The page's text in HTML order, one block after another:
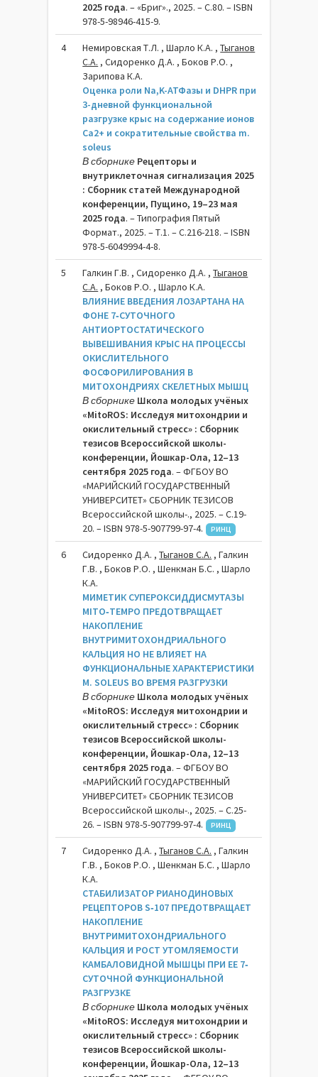
2025 года. – «Бриг»., 2025. – C.80. – ISBN
978-5-98946-415-9.
4 Немировская Т.Л. , Шарло К.А. ,Тыганов
С.А. , Сидоренко Д.А. , Боков Р.О. ,
Зарипова К.А.
Оценка роли Na,K-АТФазы и DHPR при
3-дневной функциональной
разгрузке крыс на содержание ионов
Са2+ и сократительные свойства m.
soleus
В сборнике Рецепторы и
внутриклеточная сигнализация 2025
: Сборник статей Международной
конференции, Пущино, 19–23 мая
2025 года. – Типография Пятый
Формат., 2025. – Т.1. – C.216-218. – ISBN
978-5-6049994-4-8.
5 Галкин Г.В. , Сидоренко Д.А. ,Тыганов
С.А. , Боков Р.О. , Шарло К.А.
ВЛИЯНИЕ ВВЕДЕНИЯ ЛОЗАРТАНА НА
ФОНЕ 7‐СУТОЧНОГО
АНТИОРТОСТАТИЧЕСКОГО
ВЫВЕШИВАНИЯ КРЫС НА ПРОЦЕССЫ
ОКИСЛИТЕЛЬНОГО
ФОСФОРИЛИРОВАНИЯ В
МИТОХОНДРИЯХ СКЕЛЕТНЫХ МЫШЦ
В сборнике Школа молодых учёных
«MitoROS: Исследуя митохондрии и
окислительный стресс» : Сборник
тезисов Всероссийской школы-
конференции, Йошкар-Ола, 12–13
сентября 2025 года. – ФГБОУ ВО
«МАРИЙСКИЙ ГОСУДАРСТВЕННЫЙ
УНИВЕРСИТЕТ» СБОРНИК ТЕЗИСОВ
Всероссийской школы-., 2025. – C.19-
20. – ISBN 978-5-907799-97-4.
РИНЦ
6 Сидоренко Д.А. ,Тыганов С.А. , Галкин
Г.В. , Боков Р.О. , Шенкман Б.С. , Шарло
К.А.
МИМЕТИК СУПЕРОКСИДДИСМУТАЗЫ
MITO‐TEMPO ПРЕДОТВРАЩАЕТ
НАКОПЛЕНИЕ
ВНУТРИМИТОХОНДРИАЛЬНОГО
КАЛЬЦИЯ НО НЕ ВЛИЯЕТ НА
ФУНКЦИОНАЛЬНЫЕ ХАРАКТЕРИСТИКИ
M. SOLEUS ВО ВРЕМЯ РАЗГРУЗКИ
В сборнике Школа молодых учёных
«MitoROS: Исследуя митохондрии и
окислительный стресс» : Сборник
тезисов Всероссийской школы-
конференции, Йошкар-Ола, 12–13
сентября 2025 года. – ФГБОУ ВО
«МАРИЙСКИЙ ГОСУДАРСТВЕННЫЙ
УНИВЕРСИТЕТ» СБОРНИК ТЕЗИСОВ
Всероссийской школы-., 2025. – C.25-
26. – ISBN 978-5-907799-97-4.
РИНЦ
7 Сидоренко Д.А. ,Тыганов С.А. , Галкин
Г.В. , Боков Р.О. , Шенкман Б.С. , Шарло
К.А.
СТАБИЛИЗАТОР РИАНОДИНОВЫХ
РЕЦЕПТОРОВ S‐107 ПРЕДОТВРАЩАЕТ
НАКОПЛЕНИЕ
ВНУТРИМИТОХОНДРИАЛЬНОГО
КАЛЬЦИЯ И РОСТ УТОМЛЯЕМОСТИ
КАМБАЛОВИДНОЙ МЫШЦЫ ПРИ ЕЕ 7‐
СУТОЧНОЙ ФУНКЦИОНАЛЬНОЙ
РАЗГРУЗКЕ
В сборнике Школа молодых учёных
«MitoROS: Исследуя митохондрии и
окислительный стресс» : Сборник
тезисов Всероссийской школы-
конференции, Йошкар-Ола, 12–13